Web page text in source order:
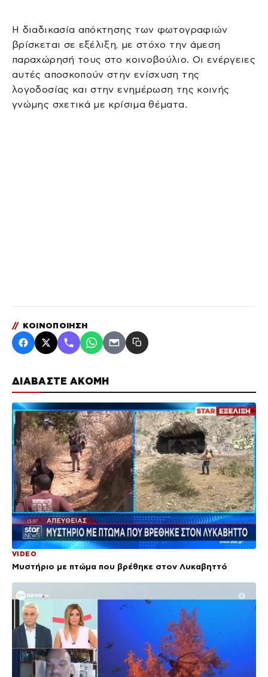
ΔΙΑΒΑΣΤΕ ΑΚΟΜΗ
VIDEO
Μυστήριο με πτώμα που βρέθηκε στον Λυκαβηττό
Η διαδικασία απόκτησης των φωτογραφιών
βρίσκεται σε εξέλιξη, με στόχο την άμεση
παραχώρησή τους στο κοινοβούλιο. Οι ενέργειες
αυτές αποσκοπούν στην ενίσχυση της
λογοδοσίας και στην ενημέρωση της κοινής
γνώμης σχετικά με κρίσιμα θέματα.
// ΚΟΙΝΟΠΟΙΗΣΗ